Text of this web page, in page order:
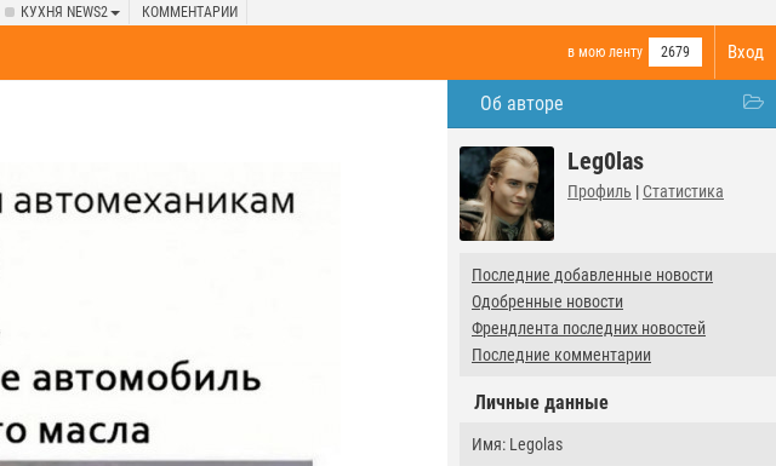
КУХНЯ NEWS2 КОММЕНТАРИИ
Вход
в мою ленту 2679
Об авторе
Leg0las
Профиль | Статистика
Последние добавленные новости
Одобренные новости
Френдлента последних новостей
Последние комментарии
Личные данные
Имя: Legolas